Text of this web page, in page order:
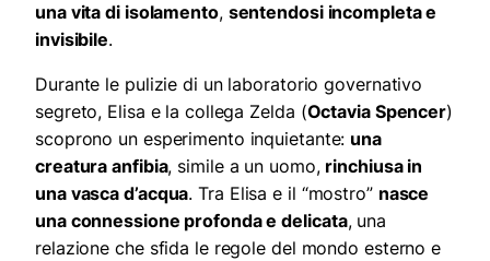
una vita di isolamento, sentendosi incompleta e
invisibile.
Durante le pulizie di un laboratorio governativo
segreto, Elisa e la collega Zelda (Octavia Spencer)
scoprono un esperimento inquietante: una
creatura anfibia, simile a un uomo, rinchiusa in
una vasca d’acqua. Tra Elisa e il “mostro” nasce
una connessione profonda e delicata, una
relazione che sfida le regole del mondo esterno e